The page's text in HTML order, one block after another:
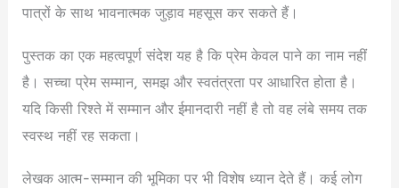
पात्रों के साथ भावनात्मक जुड़ाव महसूस कर सकते हैं।
पुस्तक का एक महत्वपूर्ण संदेश यह है कि प्रेम केवल पाने का नाम नहीं
है। सच्चा प्रेम सम्मान, समझ और स्वतंत्रता पर आधारित होता है।
यदि किसी रिश्ते में सम्मान और ईमानदारी नहीं है तो वह लंबे समय तक
स्वस्थ नहीं रह सकता।
लेखक आत्म-सम्मान की भूमिका पर भी विशेष ध्यान देते हैं। कई लोग